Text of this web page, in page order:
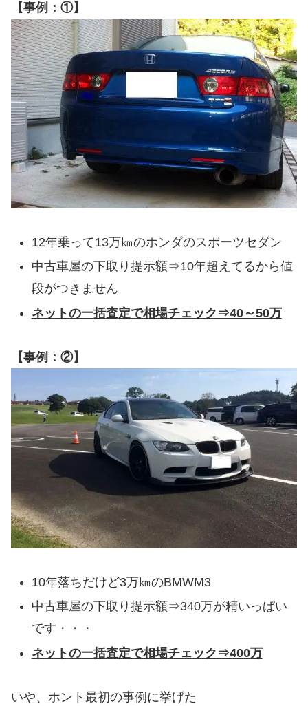
【事例：①】
12年乗って13万㎞のホンダのスポーツセダン
中古車屋の下取り提示額⇒10年超えてるから値
段がつきません
ネットの一括査定で相場チェック⇒40～50万
【事例：②】
10年落ちだけど3万㎞のBMWM3
中古車屋の下取り提示額⇒340万が精いっぱい
です・・・
ネットの一括査定で相場チェック⇒400万
いや、ホント最初の事例に挙げた